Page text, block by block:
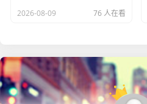
升用户体验,才能在激烈的市场
品，如何更好地平衡全球游戏
更多符合中国玩家口味的游戏
广和发展,也是需要解决的重要
2026-08-09 76 人在看